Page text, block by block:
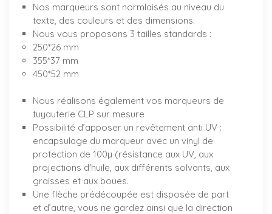
Nos marqueurs sont normlaisés au niveau du
texte, des couleurs et des dimensions.
Nous vous proposons 3 tailles standards :
250*26 mm
355*37 mm
450*52 mm
Nous réalisons également vos marqueurs de
tuyauterie CLP sur mesure
Possibilité d’apposer un revêtement anti UV :
encapsulage du marqueur avec un vinyl de
protection de 100µ (résistance aux UV, aux
projections d'huile, aux différents solvants, aux
graisses et aux boues.
Une flèche prédécoupée est disposée de part
et d’autre, vous ne gardez ainsi que la direction